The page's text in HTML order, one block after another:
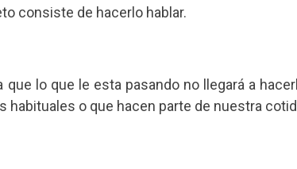
consiste de hacerlo hablar.
lo que le esta pasando no llegará a
o que hacen parte de nuestra